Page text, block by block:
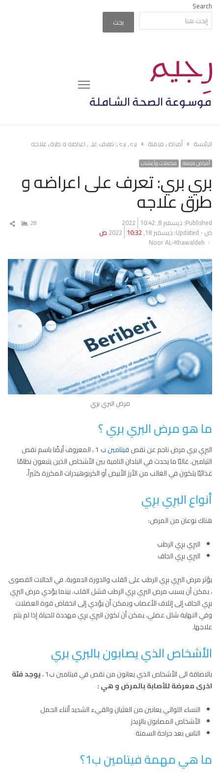
Search
بحث
Menu
الرئيسة أمراض مزمنة بري بري: تعرف على اعراضه و طرق علاجه
أمراض مزمنة مكملات وأعشاب
بري بري: تعرف على اعراضه و
طرق علاجه
Published: ديسمبر 8, 2022
10:42
ص Updated: ديسمبر 18, 2022 10:32 ص
Author
Noor AL-Khawaldeh
28
مرض البري بري
ما هو مرض البري بري ؟
البرِي بري مرض ناجم عن نقصفيتامين ب 1 ، المعروف أيضًا باسم نقص
الثيامين. غالبًا ما يحدث في البلدان النامية بين الأشخاص الذين يتبعون نظامًا
غذائيًا يتكون في الغالب من الأرز الأبيض أو الكربوهيدرات المكررة كثيراً.
أنواع البرِي برِي
هناك نوعان من المرض:
البرِي برِي الرطب
البرِي برِي الجاف
يؤثر مرض البرِي برِي الرطب على القلب والدورة الدموية. في الحالات القصوى
، يمكن أن يسبب مرض البرِي برِي الرطب فشل القلب. بينما يؤدي مرض البرِي
برِي الجاف إلى إتلاف الأعصاب ويمكن أن يؤدي إلى انخفاض قوة العضلات
وفي النهاية شلل عضلي. يمكن أن تكون البرِي برِي مهددة للحياة إذا لم يتم
علاجها.
الأشخاص الذي يصابون بالبري بري
بالاضاقة الى الأشخاص الذي يعانون من نقص في فيتامين ب1 ،
يوجد فئة
اخرى معرضة للأصابة بالمرض و هي:
النساء اللواتي يعانين من الغثيان والقيء الشديد أثناء الحمل
الأشخاص المصابون بالإيدز
الناس بعد جراحة السمنة
ما هي مهمة فيتامين ب1؟